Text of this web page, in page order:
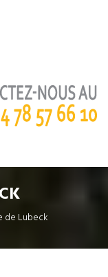
de Lubeck